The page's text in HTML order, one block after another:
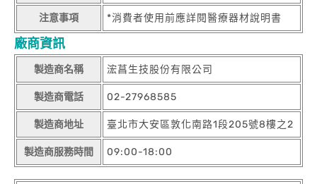
注意事項 *消費者使用前應詳閱醫療器材說明書
廠商資訊
製造商名稱 浤菖生技股份有限公司
製造商電話 02-27968585
製造商地址 臺北市大安區敦化南路1段205號8樓之2
製造商服務時間 09:00-18:00